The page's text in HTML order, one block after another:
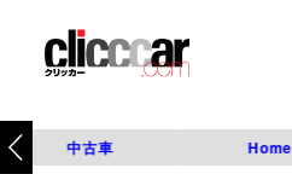
中古車 Home